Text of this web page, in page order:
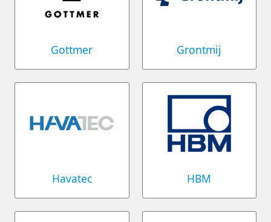
Gottmer Grontmij
Havatec HBM